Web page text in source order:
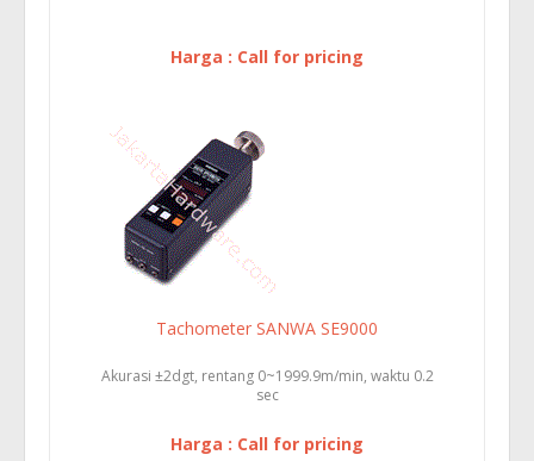
Harga : Call for pricing
Tachometer SANWA SE9000
Akurasi ±2dgt, rentang 0~1999.9m/min, waktu 0.2
sec
Harga : Call for pricing